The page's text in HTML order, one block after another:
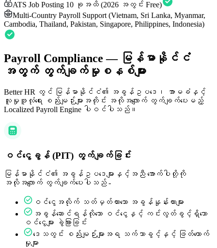
ATS Job Posting 10 ခုအထိ (2026 အတွင်း Free)
Multi-Country Payroll Support (Vietnam, Sri Lanka, Myanmar,
Cambodia, Thailand, Pakistan, Singapore, Philippines, Indonesia)
Payroll Compliance — မြန်မာနိုင်ငံ
အတွက် တွက်ချက်မှုစနစ်များ
Better HR တွင် မြန်မာနိုင်ငံ၏ အခွန်ဥပဒေ၊ အာမခံနှင့်
လူမှုဖူလုံရေး စည်းမျဉ်းများအတိုင်း အလိုအလျောက် တွက်ချက်ပေးမည့်
Localized Payroll Engine ပါဝင်ပါသည်။
ဝင်ငွေခွန် (PIT) တွက်ချက်ခြင်း
မြန်မာနိုင်ငံ၏ အခွန်ဥပဒေများနှင့်အညီ အောက်ပါတို့ကို
အလိုအလျောက် တွက်ချက်ပေးပါသည် -
ဝင်ငွေအလိုက် သတ်မှတ်ထားသော အခွန်နှုန်းထားများ
အခွန်ဆောင်ရန်လိုသော ဝင်ငွေနှင့် ကင်းလွတ်ခွင့်ရှိသော
ဝင်ငွေများ ခွဲခြားခြင်း
ဒေသတွင်း စည်းမျဉ်းများအရ သက်သာခွင့်နှင့် ဖြတ်တောက်
မှုများ